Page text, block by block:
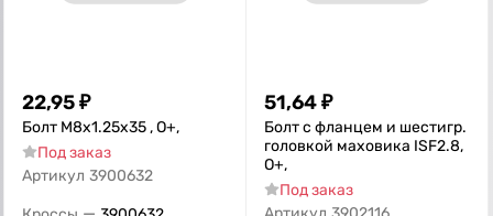
22,95₽
Болт M8x1.25x35 , О+,
Под заказ
Артикул 3900632
51,64₽
Болт с фланцем и шестигр.
головкой маховика ISF2.8,
О+,
Под заказ